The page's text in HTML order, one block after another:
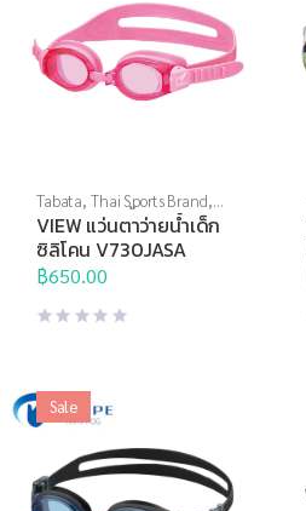
Tabata, Thai Sports Brand,
View,กีฬาทางน้ำ,แว่นตาว่าย
น้ำ,แว่นตาว่ายน้ำทั่วไป, แว่นตา
ว่ายน้ำสำหรับเด็ก
VIEW แว่นตาว่ายน้ำเด็ก
ซิลิโคน V730JASA
฿650.00
Sale